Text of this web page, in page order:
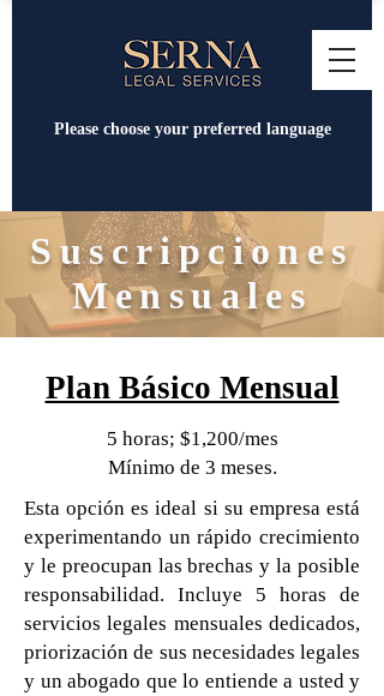
Please choose your preferred language
Suscripciones
Mensuales
Plan Básico Mensual
5 horas; $1,200/mes
Mínimo de 3 meses.
Esta opción es ideal si su empresa está
experimentando un rápido crecimiento
y le preocupan las brechas y la posible
responsabilidad. Incluye 5 horas de
servicios legales mensuales dedicados,
priorización de sus necesidades legales
y un abogado que lo entiende a usted y